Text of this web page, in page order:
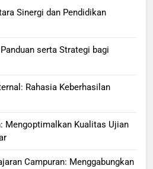
Sinergi dan Pendidikan
serta Strategi bagi
Rahasia Keberhasilan
Mengoptimalkan Kualitas Ujian
Campuran: Menggabungkan